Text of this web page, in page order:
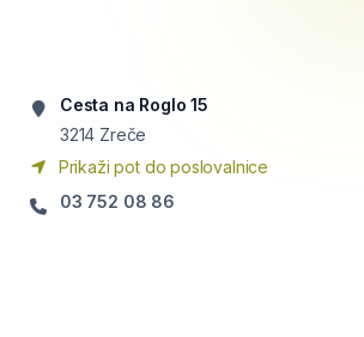
Cesta na Roglo 15
3214 Zreče
Prikaži pot do poslovalnice
03 752 08 86